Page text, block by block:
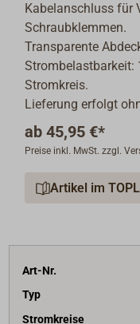
Kabelanschluss für
Schraubklemmen.
Transparente
Strombelastbarkeit:
Stromkreis.
Lieferung erfolgt
ab 45,95 €*
Preise inkl. MwSt. zzgl.
Artikel im
Art-Nr.
Typ
Stromkreise